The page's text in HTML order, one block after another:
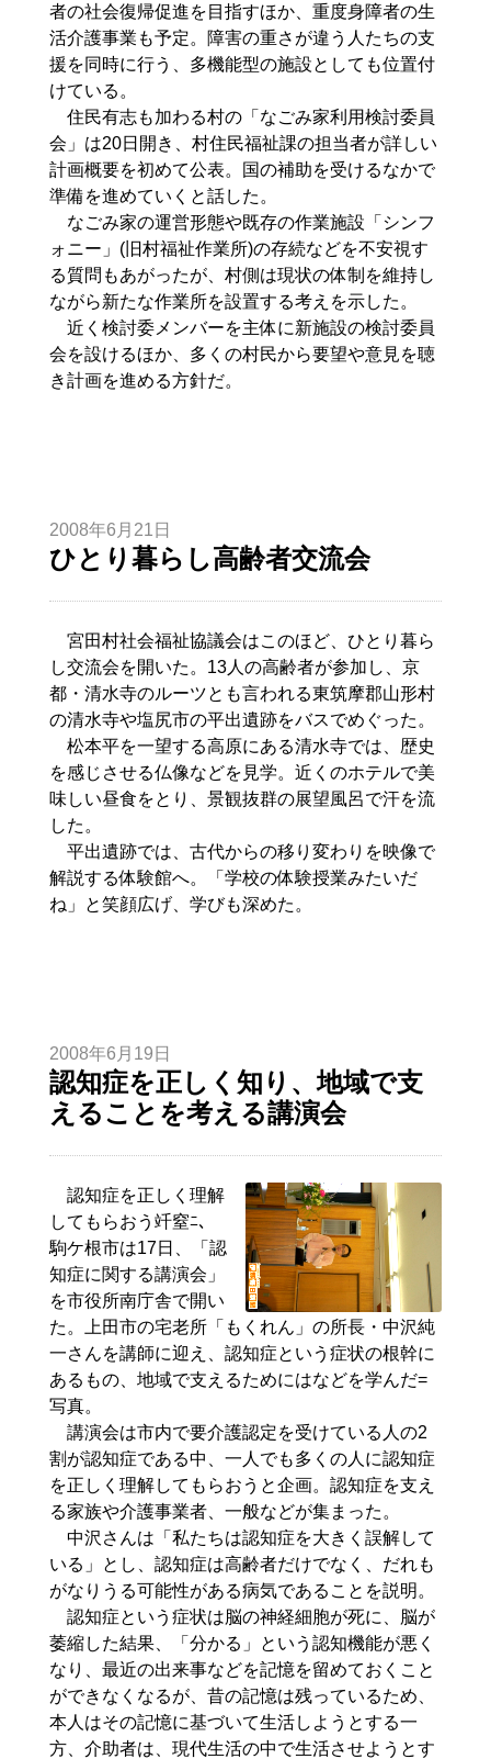
者の社会復帰促進を目指すほか、重度身障者の生
活介護事業も予定。障害の重さが違う人たちの支
援を同時に行う、多機能型の施設としても位置付
けている。
住民有志も加わる村の「なごみ家利用検討委員
会」は20日開き、村住民福祉課の担当者が詳しい
計画概要を初めて公表。国の補助を受けるなかで
準備を進めていくと話した。
なごみ家の運営形態や既存の作業施設「シンフ
ォニー」(旧村福祉作業所)の存続などを不安視す
る質問もあがったが、村側は現状の体制を維持し
ながら新たな作業所を設置する考えを示した。
近く検討委メンバーを主体に新施設の検討委員
会を設けるほか、多くの村民から要望や意見を聴
き計画を進める方針だ。
2008年6月21日
ひとり暮らし高齢者交流会
宮田村社会福祉協議会はこのほど、ひとり暮ら
し交流会を開いた。13人の高齢者が参加し、京
都・清水寺のルーツとも言われる東筑摩郡山形村
の清水寺や塩尻市の平出遺跡をバスでめぐった。
松本平を一望する高原にある清水寺では、歴史
を感じさせる仏像などを見学。近くのホテルで美
味しい昼食をとり、景観抜群の展望風呂で汗を流
した。
平出遺跡では、古代からの移り変わりを映像で
解説する体験館へ。「学校の体験授業みたいだ
ね」と笑顔広げ、学びも深めた。
2008年6月19日
認知症を正しく知り、地域で支
えることを考える講演会
認知症を正しく理解
してもらおう竏窒ﾆ、
駒ケ根市は17日、「認
知症に関する講演会」
を市役所南庁舎で開い
た。上田市の宅老所「もくれん」の所長・中沢純
一さんを講師に迎え、認知症という症状の根幹に
あるもの、地域で支えるためにはなどを学んだ=
写真。
講演会は市内で要介護認定を受けている人の2
割が認知症である中、一人でも多くの人に認知症
を正しく理解してもらおうと企画。認知症を支え
る家族や介護事業者、一般などが集まった。
中沢さんは「私たちは認知症を大きく誤解して
いる」とし、認知症は高齢者だけでなく、だれも
がなりうる可能性がある病気であることを説明。
認知症という症状は脳の神経細胞が死に、脳が
萎縮した結果、「分かる」という認知機能が悪く
なり、最近の出来事などを記憶を留めておくこと
ができなくなるが、昔の記憶は残っているため、
本人はその記憶に基づいて生活しようとする一
方、介助者は、現代生活の中で生活させようとす